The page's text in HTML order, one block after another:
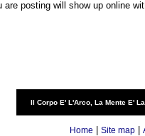
posting will show up online
Il Corpo E' L'Arco, La Mente E'
Home Site map